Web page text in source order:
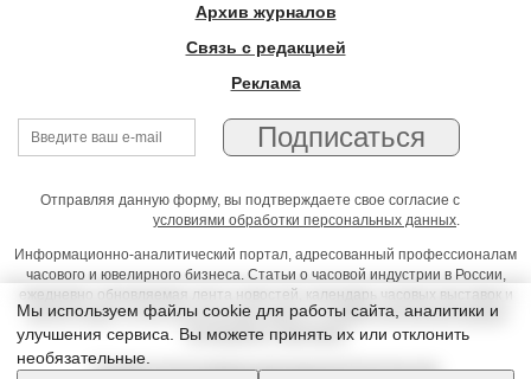
Архив журналов
Связь с редакцией
Реклама
Отправляя данную форму, вы подтверждаете свое согласие с
условиями обработки персональных данных.
Информационно-аналитический портал, адресованный профессионалам
часового и ювелирного бизнеса. Статьи о часовой индустрии в России,
ежедневно обновляемая лента новостей, календарь часовых выставок и
презентаций, on-line консультации юриста, профессиональный форум
часовщиков и ювелиров
Условия использования материалов Издательства
Мы используем файлы cookie для работы сайта, аналитики и
улучшения сервиса. Вы можете принять их или отклонить
необязательные.